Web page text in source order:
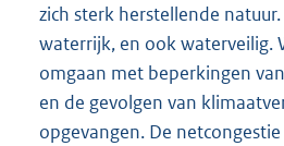
zich sterk herstellende
waterrijk, en ook waterveilig.
omgaan met beperkingen
en de gevolgen van
opgevangen. De